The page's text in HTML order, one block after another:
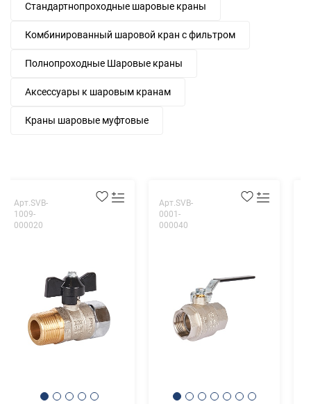
Стандартнопроходные шаровые краны
Комбинированный шаровой кран с фильтром
Полнопроходные Шаровые краны
Аксессуары к шаровым кранам
Краны шаровые муфтовые
Арт.SVB-
1009-
000020
Арт.SVB-
0001-
000040